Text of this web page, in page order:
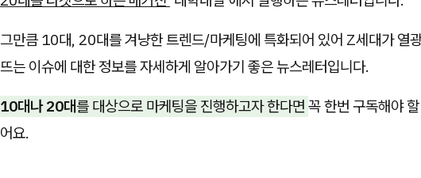
그만큼 10대, 20대를 겨냥한 트렌드/마케팅에 특화되어 있어 Z세대가 열
뜨는 이슈에 대한 정보를 자세하게 알아가기 좋은 뉴스레터입니다.
10대나 20대를 대상으로 마케팅을 진행하고자 한다면 꼭 한번 구독해야
어요.